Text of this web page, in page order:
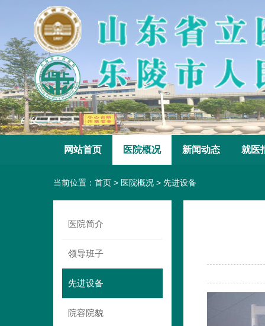
网站首页 医院概况 新闻动态 就医
当前位置： 首页 > 医院概况 > 先进设备
医院简介
领导班子
先进设备
院容院貌